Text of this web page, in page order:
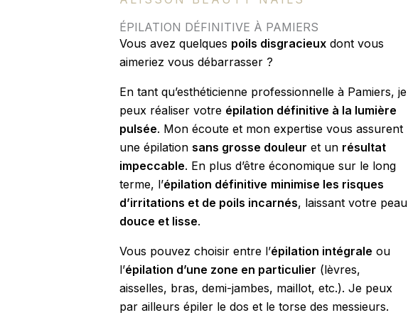
ÉPILATION DÉFINITIVE À PAMIERS
Vous avez quelques poils disgracieux dont vous
aimeriez vous débarrasser ?
En tant qu’esthéticienne professionnelle à Pamiers, je
peux réaliser votre épilation définitive à la lumière
pulsée. Mon écoute et mon expertise vous assurent
une épilation sans grosse douleur et un résultat
impeccable. En plus d’être économique sur le long
terme, l’épilation définitive minimise les risques
d’irritations et de poils incarnés, laissant votre peau
douce et lisse.
Vous pouvez choisir entre l’épilation intégrale ou
l’épilation d’une zone en particulier (lèvres,
aisselles, bras, demi-jambes, maillot, etc.). Je peux
par ailleurs épiler le dos et le torse des messieurs.